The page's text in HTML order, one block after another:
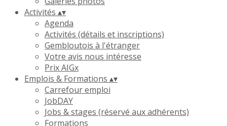
Activités ▴▾
Agenda
Activités (détails et inscriptions)
Gembloutois à l'étranger
Votre avis nous intéresse
Prix AIGx
Emplois & Formations ▴▾
Carrefour emploi
JobDAY
Jobs & stages (réservé aux adhérents)
Formations